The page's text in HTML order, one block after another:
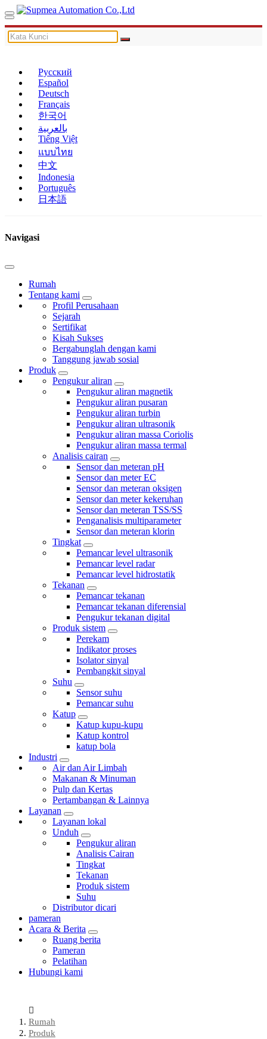
Русский
Español
Deutsch
Français
한국어
بالعربية
Tiếng Việt
แบบไทย
中文
Indonesia
Português
日本語
Navigasi
Rumah
Tentang kami
Profil Perusahaan
Sejarah
Sertifikat
Kisah Sukses
Bergabunglah dengan kami
Tanggung jawab sosial
Produk
Pengukur aliran
Pengukur aliran magnetik
Pengukur aliran pusaran
Pengukur aliran turbin
Pengukur aliran ultrasonik
Pengukur aliran massa Coriolis
Pengukur aliran massa termal
Analisis cairan
Sensor dan meteran pH
Sensor dan meter EC
Sensor dan meteran oksigen
Sensor dan meter kekeruhan
Sensor dan meteran TSS/SS
Penganalisis multiparameter
Sensor dan meteran klorin
Tingkat
Pemancar level ultrasonik
Pemancar level radar
Pemancar level hidrostatik
Tekanan
Pemancar tekanan
Pemancar tekanan diferensial
Pengukur tekanan digital
Produk sistem
Perekam
Indikator proses
Isolator sinyal
Pembangkit sinyal
Suhu
Sensor suhu
Pemancar suhu
Katup
Katup kupu-kupu
Katup kontrol
katup bola
Industri
Air dan Air Limbah
Makanan & Minuman
Pulp dan Kertas
Pertambangan & Lainnya
Layanan
Layanan lokal
Unduh
Pengukur aliran
Analisis Cairan
Tingkat
Tekanan
Produk sistem
Suhu
Distributor dicari
pameran
Acara & Berita
Ruang berita
Pameran
Pelatihan
Hubungi kami
Rumah
Produk